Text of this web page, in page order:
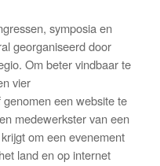
symposia en
georganiseerd door
Om beter vindbaar te
vier
een website te
medewerkster van een
om een evenement
land en op internet